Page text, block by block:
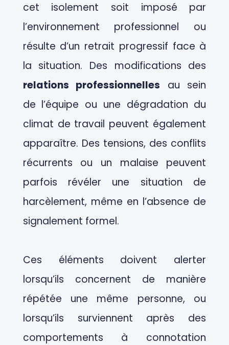
cet isolement soit imposé par
l’environnement professionnel ou
résulte d’un retrait progressif face à
la situation. Des modifications des
relations professionnelles au sein
de l’équipe ou une dégradation du
climat de travail peuvent également
apparaître. Des tensions, des conflits
récurrents ou un malaise peuvent
parfois révéler une situation de
harcèlement, même en l’absence de
signalement formel.
Ces éléments doivent alerter
lorsqu’ils concernent de manière
répétée une même personne, ou
lorsqu’ils surviennent après des
comportements à connotation